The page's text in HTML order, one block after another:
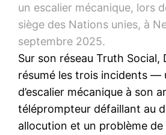
un escalier mécanique, lors
siège des Nations unies, à
septembre 2025.
Sur son réseau Truth Social,
résumé les trois incidents —
d’escalier mécanique à son
téléprompteur défaillant au
allocution et un problème